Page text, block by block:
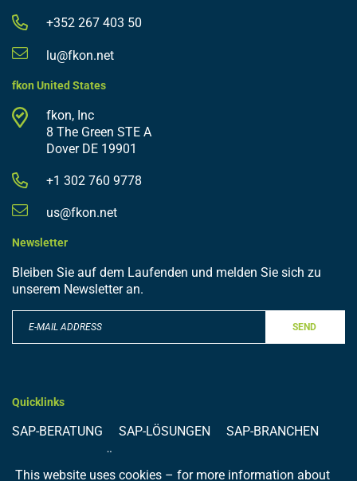
+352 267 403 50
lu@fkon.net
fkon United States
fkon, Inc
8 The Green STE A
Dover DE 19901
+1 302 760 9778
us@fkon.net
Newsletter
Bleiben Sie auf dem Laufenden und melden Sie sich zu
unserem Newsletter an.
SEND
Quicklinks
SAP-BERATUNG SAP-LÖSUNGEN
SAP-BRANCHEN
This website uses cookies – for more information about